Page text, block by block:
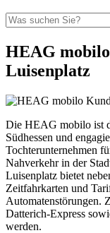
HEAG
Luisenplatz
Die HEAG mobilo ist
Südhessen und
Tochterunternehmen
Nahverkehr in der
Luisenplatz bietet
Zeitfahrkarten und
Automatenstörungen.
Datterich-Express
werden.